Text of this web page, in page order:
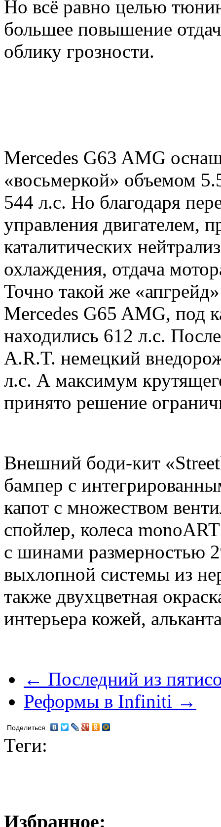
Но всё равно целью
большее повышение
облику грозности.
Mercedes G63 AMG
«восьмеркой» объемом
544 л.с. Но благодаря
управления двигателем,
каталитических
охлаждения, отдача
Точно такой же
Mercedes G65 AMG, под
находились 612 л.с.
A.R.T. немецкий
л.с. А максимум
принято решение
Внешний боди-кит
бампер с
капот с множеством
спойлер, колеса
с шинами размерностью
выхлопной системы из
также двухцветная
интерьера кожей,
← Последний из
Реформы в Infiniti →
Поделиться
Теги:
Избранное: